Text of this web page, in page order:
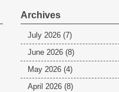
Archives
July 2026 (7)
June 2026 (8)
May 2026 (4)
April 2026 (8)